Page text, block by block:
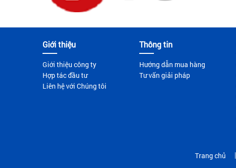
Giới thiệu
Giới thiệu công ty
Hợp tác đầu tư
Liên hệ với Chúng tôi
Thông tin
Hướng dẫn mua hàng
Tư vấn giải pháp
Trang chủ